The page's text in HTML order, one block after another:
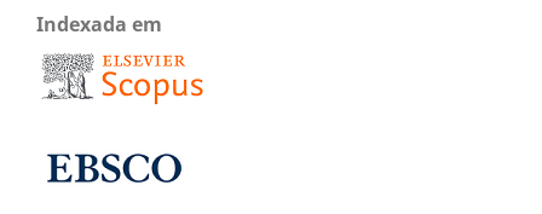
Indexada em